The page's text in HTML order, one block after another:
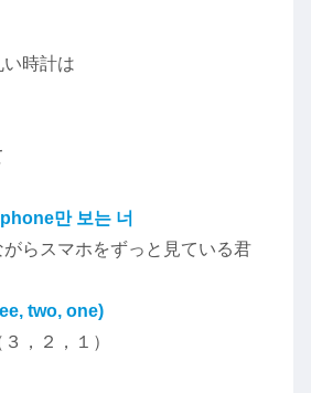
時計は
만 보는 너
らスマホをずっと見ている君
two, one)
，２，１）